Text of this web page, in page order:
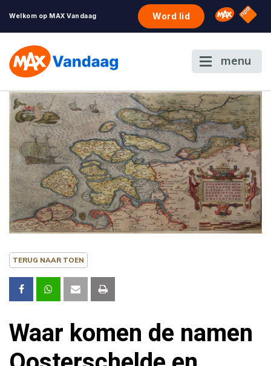
Welkom op MAX Vandaag Word lid Omroep
NPO
menu
TERUG NAAR TOEN
Waar komen de namen